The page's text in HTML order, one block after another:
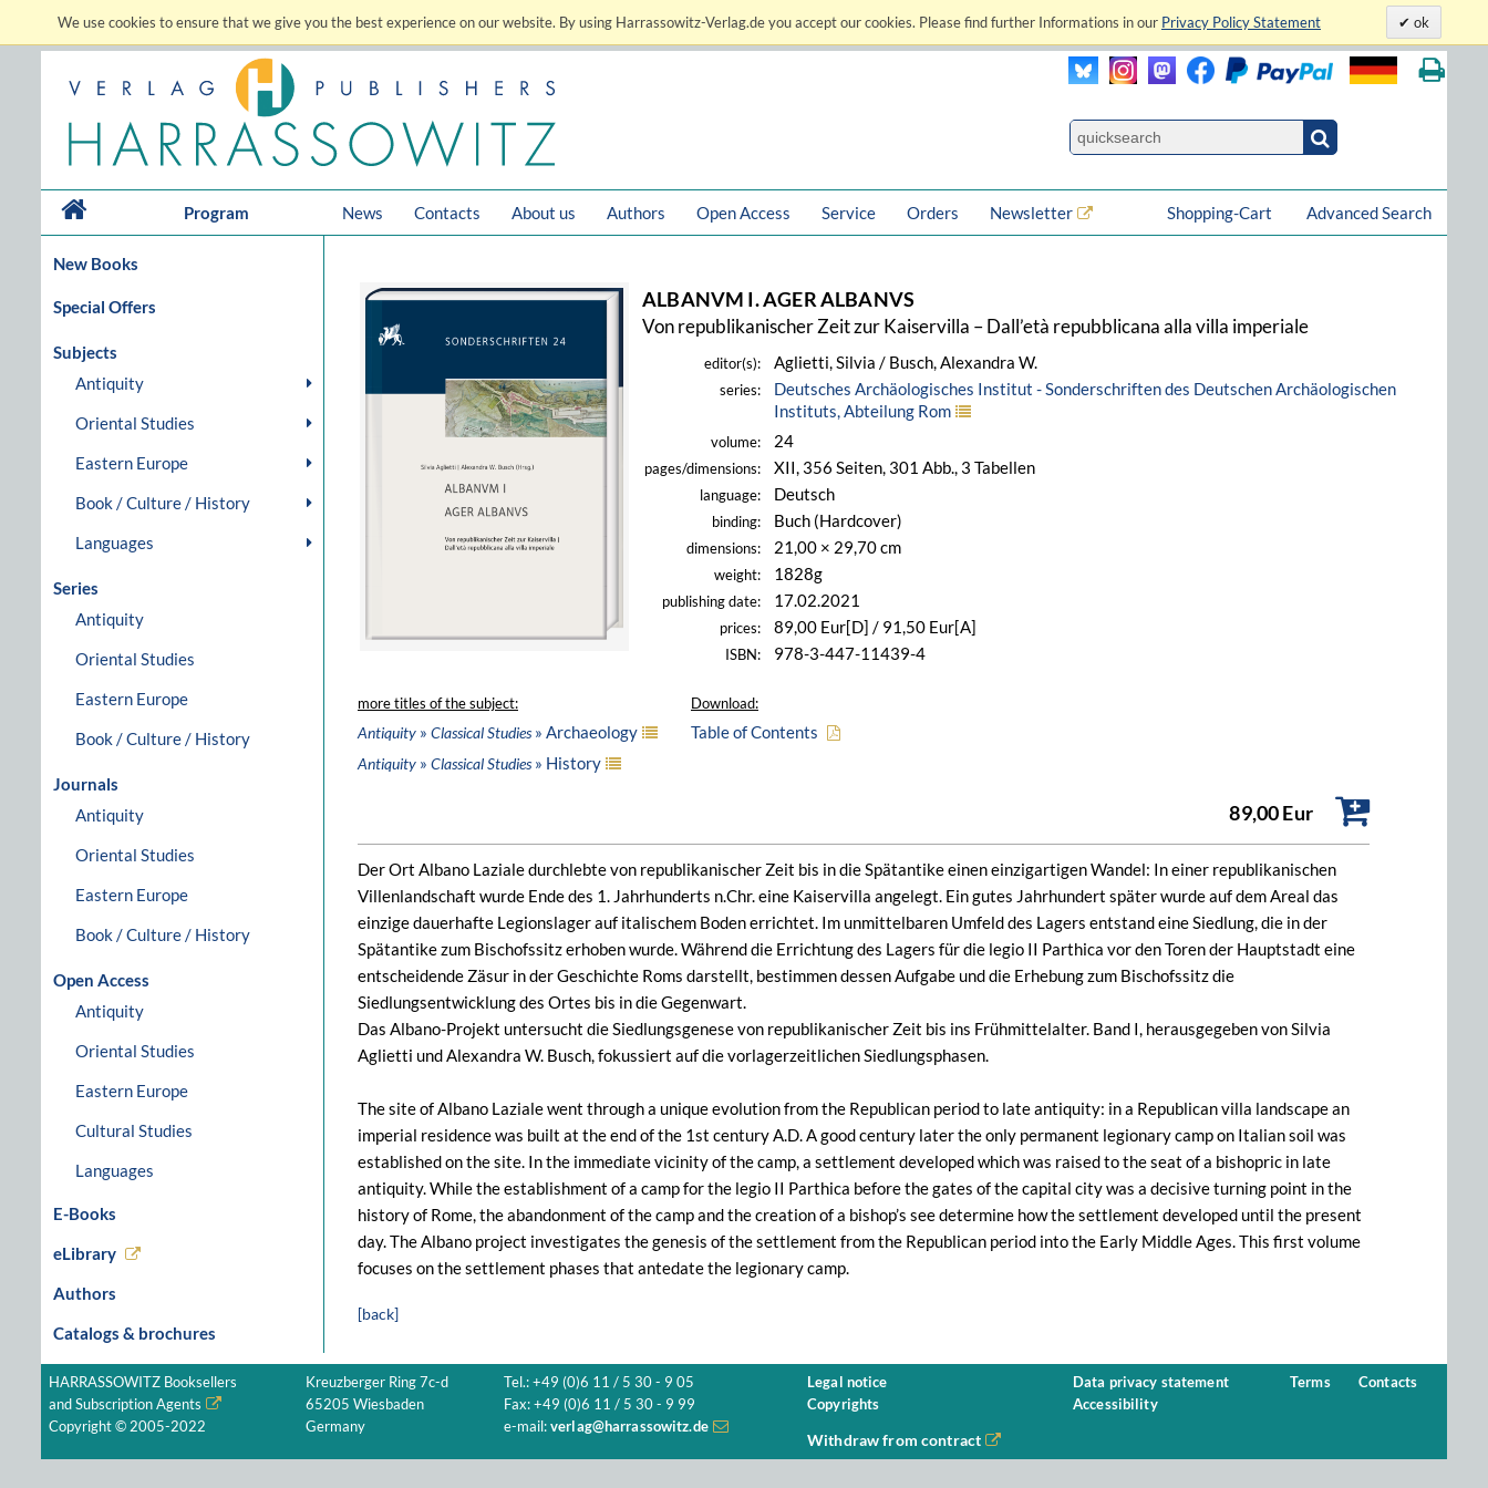
We use cookies to ensure that we give you the best experience on our website. By using Harrassowitz-Verlag.de you accept our cookies. Please find further Informations in our Privacy Policy Statement ok
Program News Contacts About us Authors Open Access Service Orders Newsletter Advanced Search
Shopping-Cart
New Books
Special Offers
Subjects
Antiquity
Oriental Studies
Eastern Europe
Book / Culture / History
Languages
Series
Antiquity
Oriental Studies
Eastern Europe
Book / Culture / History
Journals
Antiquity
Oriental Studies
Eastern Europe
Book / Culture / History
Open Access
Antiquity
Oriental Studies
Eastern Europe
Cultural Studies
Languages
E-Books
eLibrary
Authors
Catalogs & brochures
ALBANVM I. AGER ALBANVS
Von republikanischer Zeit zur Kaiservilla – Dall’età repubblicana alla villa imperiale
editor(s): Aglietti, Silvia / Busch, Alexandra W.
series:
Deutsches Archäologisches Institut - Sonderschriften des Deutschen Archäologischen
Instituts, Abteilung Rom
volume: 24
pages/dimensions: XII, 356 Seiten, 301 Abb., 3 Tabellen
language: Deutsch
binding: Buch (Hardcover)
dimensions: 21,00 × 29,70 cm
weight: 1828g
publishing date: 17.02.2021
prices: 89,00 Eur[D] / 91,50 Eur[A]
ISBN: 978-3-447-11439-4
more titles of the subject:
Antiquity » Classical Studies» Archaeology
Antiquity » Classical Studies» History
Download:
Table of Contents
89,00 Eur
Der Ort Albano Laziale durchlebte von republikanischer Zeit bis in die Spätantike einen einzigartigen Wandel: In einer republikanischen
Villenlandschaft wurde Ende des 1. Jahrhunderts n.Chr. eine Kaiservilla angelegt. Ein gutes Jahrhundert später wurde auf dem Areal das
einzige dauerhafte Legionslager auf italischem Boden errichtet. Im unmittelbaren Umfeld des Lagers entstand eine Siedlung, die in der
Spätantike zum Bischofssitz erhoben wurde. Während die Errichtung des Lagers für die legio II Parthica vor den Toren der Hauptstadt eine
entscheidende Zäsur in der Geschichte Roms darstellt, bestimmen dessen Aufgabe und die Erhebung zum Bischofssitz die
Siedlungsentwicklung des Ortes bis in die Gegenwart.
Das Albano-Projekt untersucht die Siedlungsgenese von republikanischer Zeit bis ins Frühmittelalter. Band I, herausgegeben von Silvia
Aglietti und Alexandra W. Busch, fokussiert auf die vorlagerzeitlichen Siedlungsphasen.
The site of Albano Laziale went through a unique evolution from the Republican period to late antiquity: in a Republican villa landscape an
imperial residence was built at the end of the 1st century A.D. A good century later the only permanent legionary camp on Italian soil was
established on the site. In the immediate vicinity of the camp, a settlement developed which was raised to the seat of a bishopric in late
antiquity. While the establishment of a camp for the legio II Parthica before the gates of the capital city was a decisive turning point in the
history of Rome, the abandonment of the camp and the creation of a bishop’s see determine how the settlement developed until the present
day. The Albano project investigates the genesis of the settlement from the Republican period into the Early Middle Ages. This first volume
focuses on the settlement phases that antedate the legionary camp.
[back]
HARRASSOWITZ Booksellers
and Subscription Agents
Copyright © 2005-2022
Kreuzberger Ring 7c-d
65205 Wiesbaden
Germany
Tel.: +49 (0)6 11 / 5 30 - 9 05
Fax: +49 (0)6 11 / 5 30 - 9 99
e-mail: verlag@harrassowitz.de
Legal notice
Copyrights
Data privacy statement
Accessibility
Terms Contacts
Withdraw from contract